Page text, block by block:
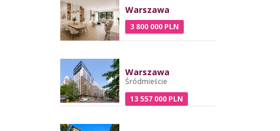
Warszawa
3 800 000 PLN
Warszawa
Śródmieście
13 557 000 PLN